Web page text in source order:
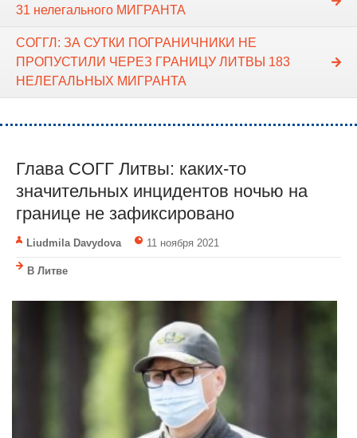
31 нелегального МИГРАНТА
СОГГЛ: ЗА СУТКИ ПОГРАНИЧНИКИ НЕ
ПРОПУСТИЛИ ЧЕРЕЗ ГРАНИЦУ ЛИТВЫ 183
НЕЛЕГАЛЬНЫХ МИГРАНТА
Глава СОГГ Литвы: каких-то
значительных инцидентов ночью на
границе не зафиксировано
Liudmila Davydova 11 ноября 2021
В Литве